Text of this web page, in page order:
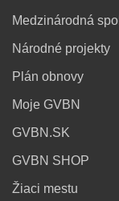
Medzinárodná
Národné projekty
Plán obnovy
Moje GVBN
GVBN.SK
GVBN SHOP
Žiaci mestu